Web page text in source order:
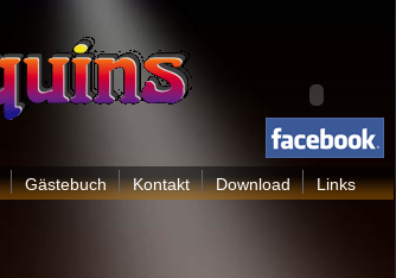
Gästebuch Kontakt Download Links